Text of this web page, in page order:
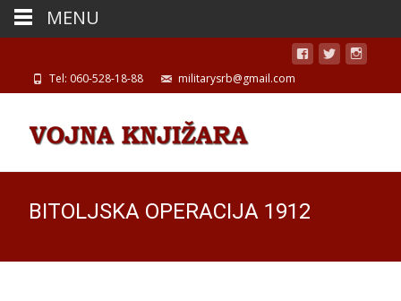
Tel: 060-528-18-88 militarysrb@gmail.com
BITOLJSKA OPERACIJA 1912
MENU